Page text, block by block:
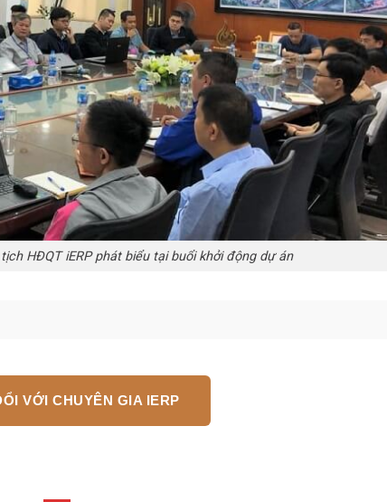
HĐQT iERP phát biểu tại buổi khởi động dự án
VỚI CHUYÊN GIA IERP